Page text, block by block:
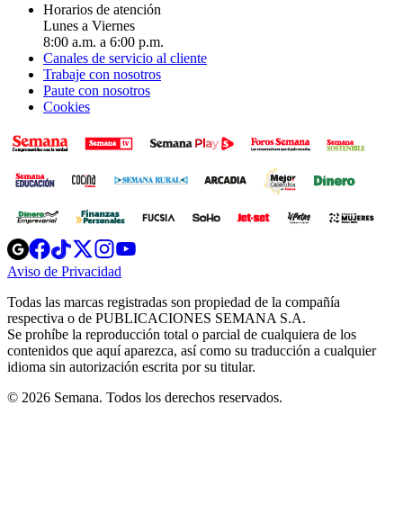
Horarios de atención
Lunes a Viernes
8:00 a.m. a 6:00 p.m.
Canales de servicio al cliente
Trabaje con nosotros
Paute con nosotros
Cookies
Opens
in
new
Opens
in
new
Opens
in
new
window
Opens
new
windowwindow
Aviso de Privacidad
new
window
Todas las marcas registradas son propiedad de la compañía
respectiva o de PUBLICACIONES SEMANA S.A.
Se prohíbe la reproducción total o parcial de cualquiera de los
contenidos que aquí aparezca, así como su traducción a cualquier
idioma sin autorización escrita por su titular.
© 2026 Semana. Todos los derechos reservados.